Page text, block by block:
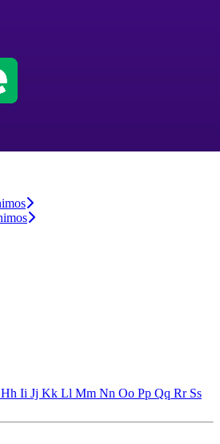
Hh Ii Jj Kk Ll Mm Nn Oo Pp Qq Rr Ss